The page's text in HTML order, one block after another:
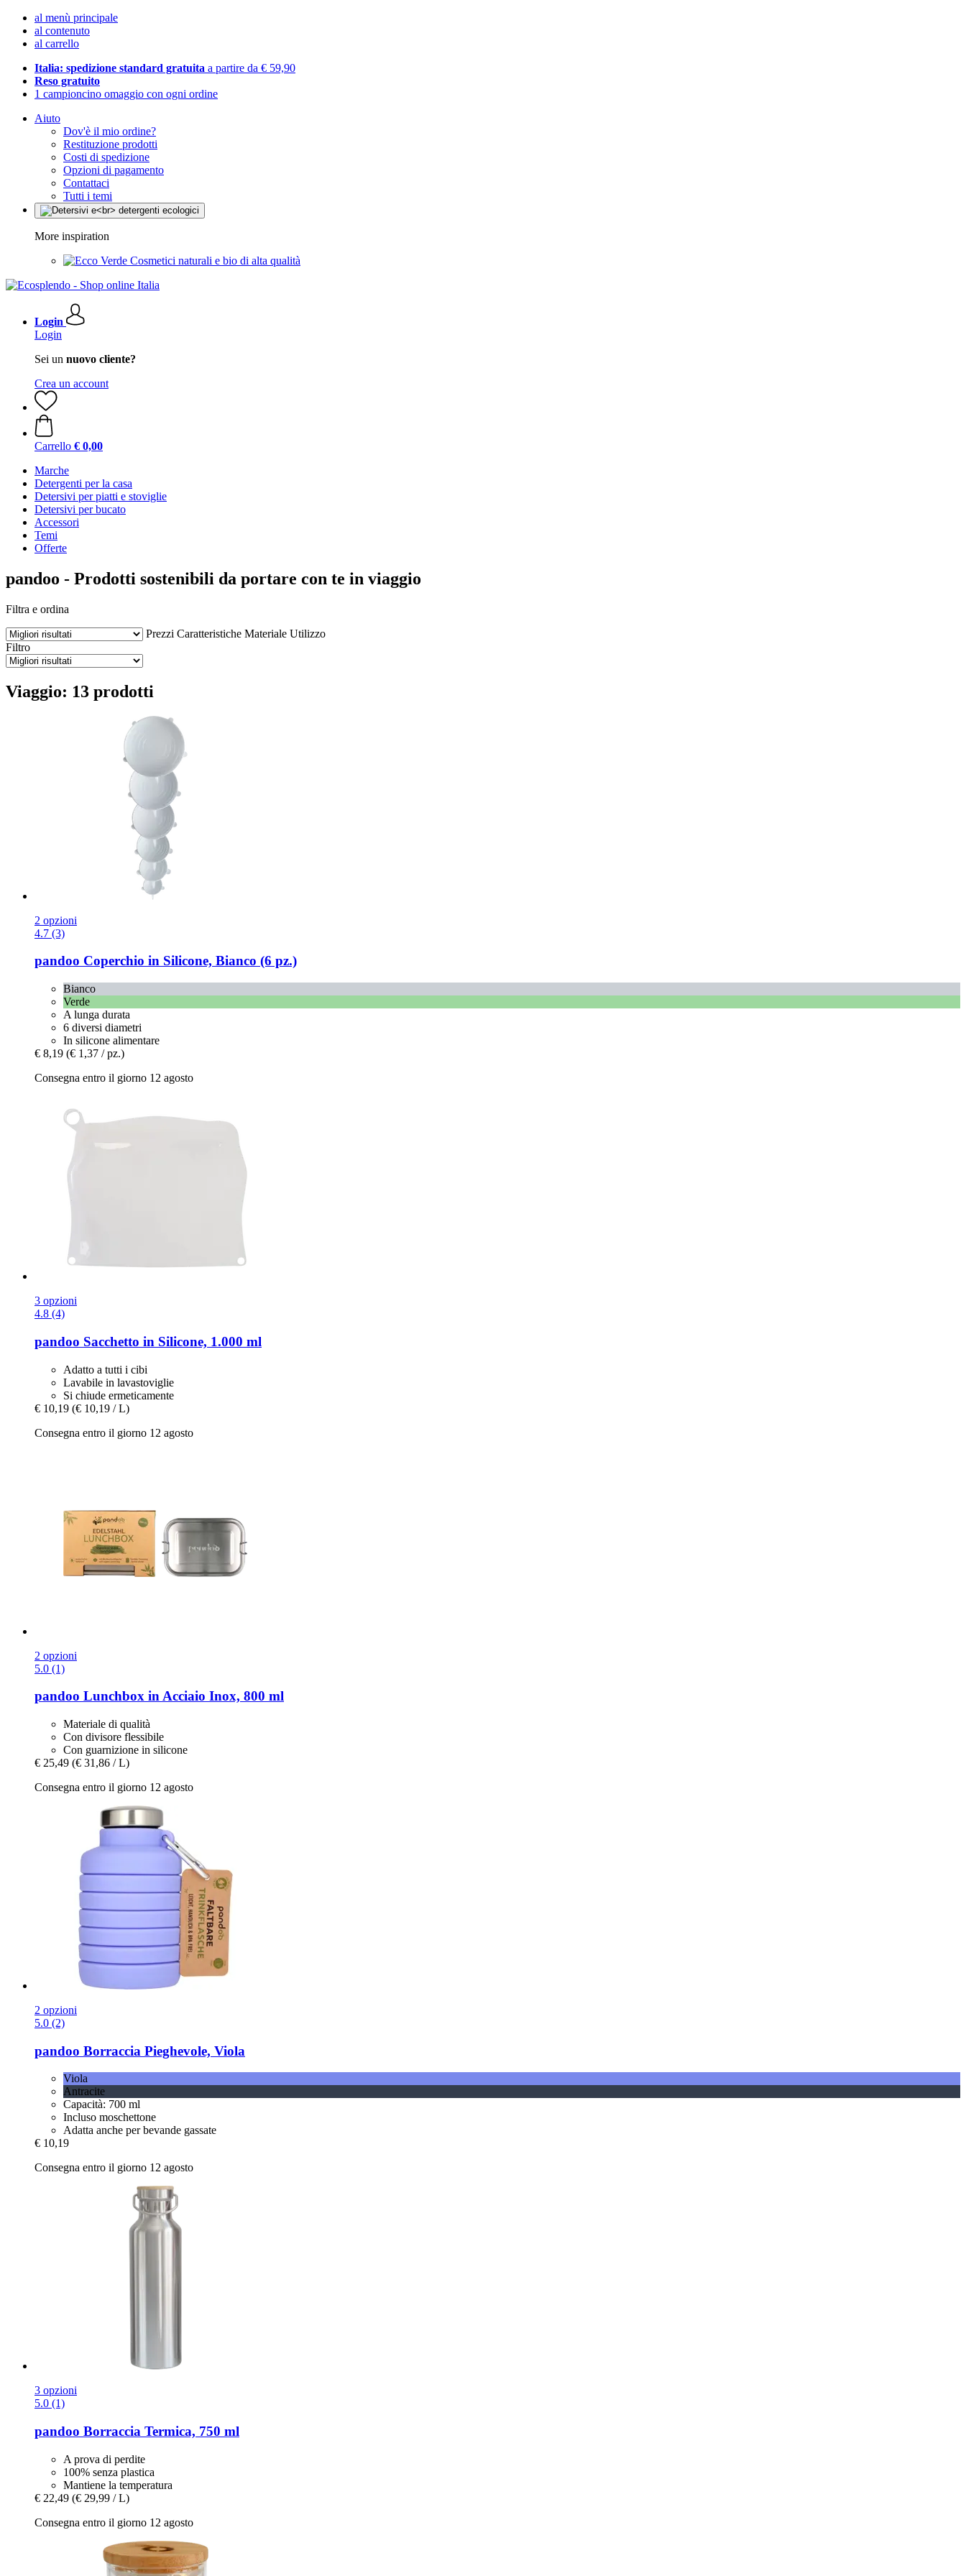
al menù principale
al contenuto
al carrello
Italia: spedizione standard gratuita a partire da € 59,90
Reso gratuito
1 campioncino omaggio con ogni ordine
Aiuto
Dov'è il mio ordine?
Restituzione prodotti
Costi di spedizione
Opzioni di pagamento
Contattaci
Tutti i temi
More inspiration
Cosmetici naturali e bio di alta qualità
Login
Login
Sei un nuovo cliente?
Crea un account
Carrello € 0,00
Marche
Detergenti per la casa
Detersivi per piatti e stoviglie
Detersivi per bucato
Accessori
Temi
Offerte
pandoo - Prodotti sostenibili da portare con te in viaggio
Filtra e ordina
Prezzi Caratteristiche Materiale Utilizzo
Filtro
Viaggio: 13 prodotti
2 opzioni
4.7 (3)
pandoo Coperchio in Silicone, Bianco (6 pz.)
Bianco
Verde
A lunga durata
6 diversi diametri
In silicone alimentare
€ 8,19 (€ 1,37 / pz.)
Consegna entro il giorno 12 agosto
3 opzioni
4.8 (4)
pandoo Sacchetto in Silicone, 1.000 ml
Adatto a tutti i cibi
Lavabile in lavastoviglie
Si chiude ermeticamente
€ 10,19 (€ 10,19 / L)
Consegna entro il giorno 12 agosto
2 opzioni
5.0 (1)
pandoo Lunchbox in Acciaio Inox, 800 ml
Materiale di qualità
Con divisore flessibile
Con guarnizione in silicone
€ 25,49 (€ 31,86 / L)
Consegna entro il giorno 12 agosto
2 opzioni
5.0 (2)
pandoo Borraccia Pieghevole, Viola
Viola
Antracite
Capacità: 700 ml
Incluso moschettone
Adatta anche per bevande gassate
€ 10,19
Consegna entro il giorno 12 agosto
3 opzioni
5.0 (1)
pandoo Borraccia Termica, 750 ml
A prova di perdite
100% senza plastica
Mantiene la temperatura
€ 22,49 (€ 29,99 / L)
Consegna entro il giorno 12 agosto